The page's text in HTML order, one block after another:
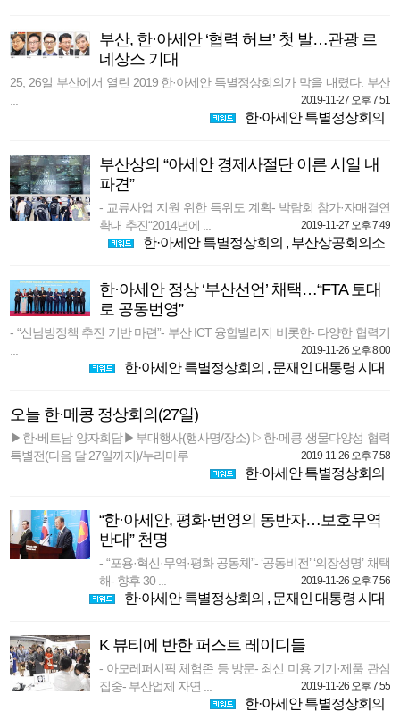
부산, 한·아세안 ‘협력 허브’ 첫 발…관광 르
네상스 기대
25, 26일 부산에서 열린 2019 한·아세안 특별정상회의가 막을 내렸다. 부산
2019-11-27 오후 7:51
한·아세안 특별정상회의
부산상의 “아세안 경제사절단 이른 시일 내
파견”
- 교류사업 지원 위한 특위도 계획- 박람회 참가·자매결연
확대 추진“2014년에 ...
2019-11-27 오후 7:49
한·아세안 특별정상회의 , 부산상공회의소
한·아세안 정상 ‘부산선언’ 채택…“FTA 토대
로 공동번영”
- “신남방정책 추진 기반 마련”- 부산 ICT 융합빌리지 비롯한- 다양한 협력기
2019-11-26 오후 8:00
한·아세안 특별정상회의 , 문재인 대통령 시대
오늘 한·메콩 정상회의(27일)
▶한·베트남 양자회담▶부대행사(행사명/장소)▷한·메콩 생물다양성 협력
특별전(다음 달 27일까지)/누리마루
2019-11-26 오후 7:58
한·아세안 특별정상회의
“한·아세안, 평화·번영의 동반자…보호무역
반대” 천명
- “포용·혁신·무역·평화 공동체”- ‘공동비전’ ‘의장성명’ 채택
해- 향후 30 ...
2019-11-26 오후 7:56
한·아세안 특별정상회의 , 문재인 대통령 시대
K 뷰티에 반한 퍼스트 레이디들
- 아모레퍼시픽 체험존 등 방문- 최신 미용 기기·제품 관심
집중- 부산업체 자연 ...
2019-11-26 오후 7:55
한·아세안 특별정상회의